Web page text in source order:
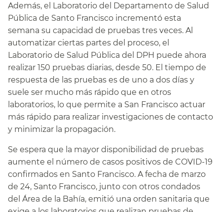
Además, el Laboratorio del Departamento de Salud
Pública de Santo Francisco incrementó esta
semana su capacidad de pruebas tres veces. Al
automatizar ciertas partes del proceso, el
Laboratorio de Salud Pública del DPH puede ahora
realizar 150 pruebas diarias, desde 50. El tiempo de
respuesta de las pruebas es de uno a dos días y
suele ser mucho más rápido que en otros
laboratorios, lo que permite a San Francisco actuar
más rápido para realizar investigaciones de contacto
y minimizar la propagación.​​
Se espera que la mayor disponibilidad de pruebas
aumente el número de casos positivos de COVID-19
confirmados en Santo Francisco. A fecha de marzo
de 24, Santo Francisco, junto con otros condados
del Área de la Bahía, emitió una orden sanitaria que